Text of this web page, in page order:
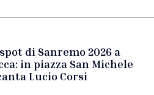
di Sanremo 2026 a
in piazza San Michele
Lucio Corsi